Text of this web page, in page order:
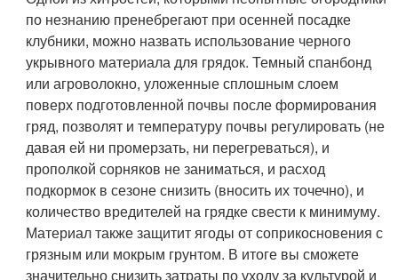
по незнанию пренебрегают при осенней посадке
клубники, можно назвать использование черного
укрывного материала для грядок. Темный спанбонд
или агроволокно, уложенные сплошным слоем
поверх подготовленной почвы после формирования
гряд, позволят и температуру почвы регулировать (не
давая ей ни промерзать, ни перегреваться), и
прополкой сорняков не заниматься, и расход
подкормок в сезоне снизить (вносить их точечно), и
количество вредителей на грядке свести к минимуму.
Материал также защитит ягоды от соприкосновения с
грязным или мокрым грунтом. В итоге вы сможете
значительно снизить затраты по уходу за культурой и